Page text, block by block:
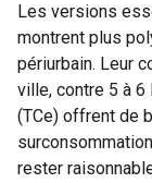
Les versions
montrent plus
périurbain. Leur
ville, contre 5 à
(TCe) offrent de
rester